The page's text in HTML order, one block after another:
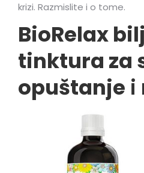
krizi. Razmislite i o tome.
BioRelax
tinktura za
opuštanje i